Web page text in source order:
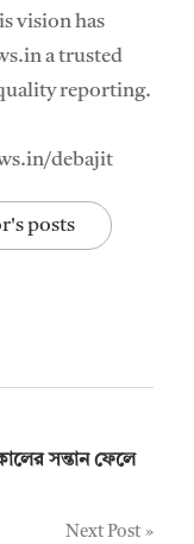
vision has
a trusted
reporting.
debajit
posts
সন্তান ফেলে
Next Post